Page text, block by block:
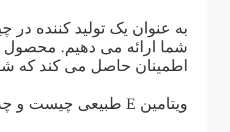
شما ارائه می دهیم. محصول
اطمینان حاصل می کند که
ویتامین E طبیعی چیست و چه چیزی آن را منحصر به فرد می کند؟